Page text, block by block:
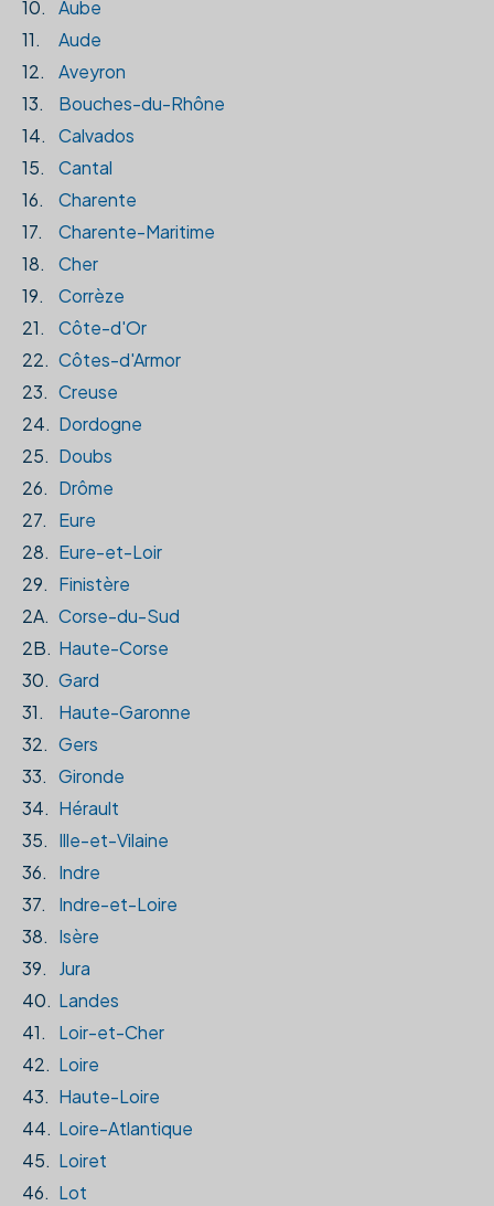
10.
Aube
11.
Aude
12.
Aveyron
13.
Bouches-du-Rhône
14.
Calvados
15.
Cantal
16.
Charente
17.
Charente-Maritime
18.
Cher
19.
Corrèze
21.
Côte-d'Or
22. Côtes-d'Armor
23. Creuse
24. Dordogne
25. Doubs
26. Drôme
27.
Eure
28. Eure-et-Loir
29. Finistère
2A. Corse-du-Sud
2B. Haute-Corse
30. Gard
31.
Haute-Garonne
32. Gers
33. Gironde
34. Hérault
35. Ille-et-Vilaine
36.
Indre
37.
Indre-et-Loire
38. Isère
39.
Jura
40. Landes
41.
Loir-et-Cher
42. Loire
43. Haute-Loire
44. Loire-Atlantique
45. Loiret
46. Lot